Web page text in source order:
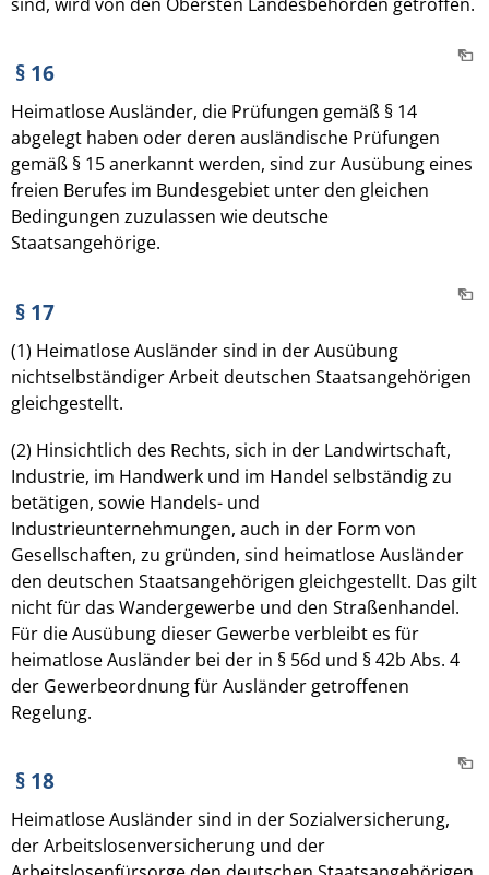
§ 16
Heimatlose Ausländer, die Prüfungen gemäß § 14
abgelegt haben oder deren ausländische Prüfungen
gemäß § 15 anerkannt werden, sind zur Ausübung eines
freien Berufes im Bundesgebiet unter den gleichen
Bedingungen zuzulassen wie deutsche
Staatsangehörige.
§ 17
(1) Heimatlose Ausländer sind in der Ausübung
nichtselbständiger Arbeit deutschen Staatsangehörigen
gleichgestellt.
(2) Hinsichtlich des Rechts, sich in der Landwirtschaft,
Industrie, im Handwerk und im Handel selbständig zu
betätigen, sowie Handels- und
Industrieunternehmungen, auch in der Form von
Gesellschaften, zu gründen, sind heimatlose Ausländer
den deutschen Staatsangehörigen gleichgestellt. Das gilt
nicht für das Wandergewerbe und den Straßenhandel.
Für die Ausübung dieser Gewerbe verbleibt es für
heimatlose Ausländer bei der in § 56d und § 42b Abs. 4
der Gewerbeordnung für Ausländer getroffenen
Regelung.
§ 18
Heimatlose Ausländer sind in der Sozialversicherung,
der Arbeitslosenversicherung und der